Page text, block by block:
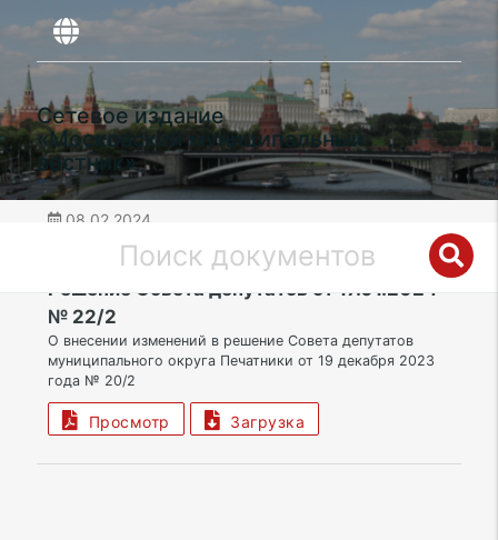
Сетевое издание
«Московский муниципальный
вестник»
08.02.2024
ЮВАО | Муниципальный округ Печатники
Решение Совета депутатов от 17.01.2024
№ 22/2
О внесении изменений в решение Совета депутатов
муниципального округа Печатники от 19 декабря 2023
года № 20/2
Просмотр Загрузка